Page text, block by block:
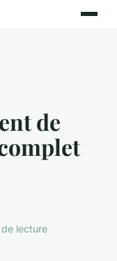
de
lecture